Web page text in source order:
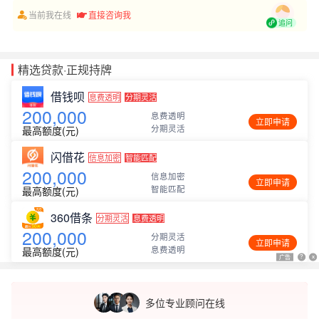
当前我在线 直接咨询我
追问
广告 ? x
精选贷款·正规持牌
借钱呗 息费透明 分期灵活
200,000
最高额度(元)
息费透明
分期灵活
立即申请
闪借花 信息加密 智能匹配
200,000
最高额度(元)
信息加密
智能匹配
立即申请
360借条 分期灵活 息费透明
200,000
最高额度(元)
分期灵活
息费透明
立即申请
广告 ? x
多位专业顾问在线